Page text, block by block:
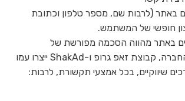
באתר (לרבות שם, מספר טלפון וכתובת
חופשי של המשתמש.
באתר מהווה הסכמה מפורשת של
המשתמש לכך שהחברה, קבוצת זאפ גרופ ו-ShakAd ייצרו עמו
שיווקיים, בכל אמצעי תקשורת, לרבות: